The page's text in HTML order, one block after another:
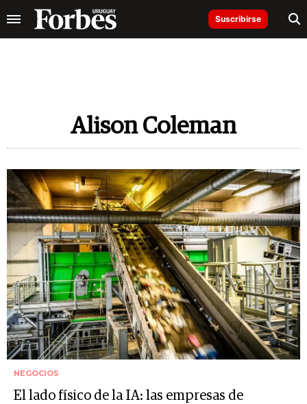
Suscribirse
Alison Coleman
NEGOCIOS
El lado físico de la IA: las empresas de